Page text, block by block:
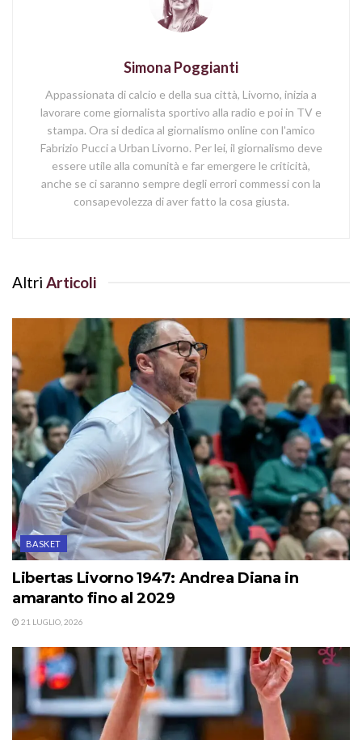
Simona Poggianti
Appassionata di calcio e della sua città, Livorno, inizia a
lavorare come giornalista sportivo alla radio e poi in TV e
stampa. Ora si dedica al giornalismo online con l'amico
Fabrizio Pucci a Urban Livorno. Per lei, il giornalismo deve
essere utile alla comunità e far emergere le criticità,
anche se ci saranno sempre degli errori commessi con la
consapevolezza di aver fatto la cosa giusta.
Altri Articoli
BASKET
Libertas Livorno 1947: Andrea Diana in
amaranto fino al 2029
21 LUGLIO, 2026